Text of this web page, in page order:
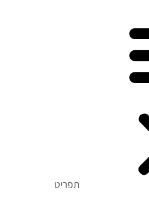
תפריט